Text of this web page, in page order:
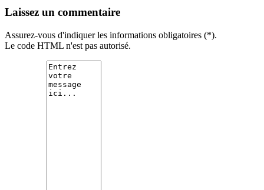
Laissez un commentaire
Assurez-vous d'indiquer les informations obligatoires (*).
Le code HTML n'est pas autorisé.